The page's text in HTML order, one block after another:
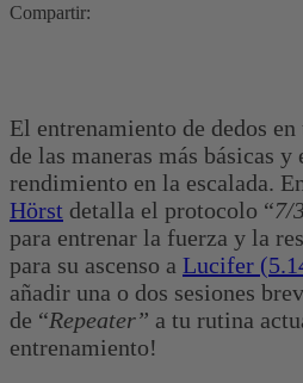
Compartir:
El entrenamiento de dedos
de las maneras más básicas
rendimiento en la escalada.
Hörst detalla el protocolo “7/
para entrenar la fuerza y ​​la
para su ascenso a Lucifer
añadir una o dos sesiones
de “Repeater” a tu rutina
entrenamiento!